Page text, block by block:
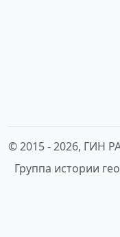
© 2015 -2026, ГИН
Группа истории